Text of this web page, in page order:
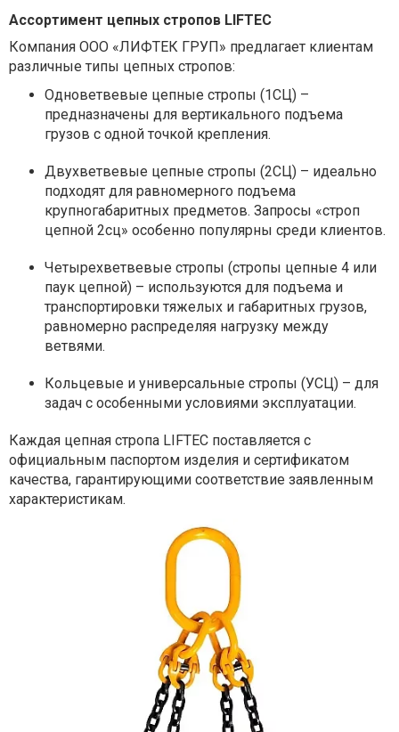
Ассортимент цепных стропов LIFTEC
Компания ООО «ЛИФТЕК ГРУП» предлагает клиентам
различные типы цепных стропов:
Одноветвевые цепные стропы (1СЦ) –
предназначены для вертикального подъема
грузов с одной точкой крепления.
Двухветвевые цепные стропы (2СЦ) – идеально
подходят для равномерного подъема
крупногабаритных предметов. Запросы «строп
цепной 2сц» особенно популярны среди клиентов.
Четырехветвевые стропы (стропы цепные 4 или
паук цепной) – используются для подъема и
транспортировки тяжелых и габаритных грузов,
равномерно распределяя нагрузку между
ветвями.
Кольцевые и универсальные стропы (УСЦ) – для
задач с особенными условиями эксплуатации.
Каждая цепная стропа LIFTEC поставляется с
официальным паспортом изделия и сертификатом
качества, гарантирующими соответствие заявленным
характеристикам.